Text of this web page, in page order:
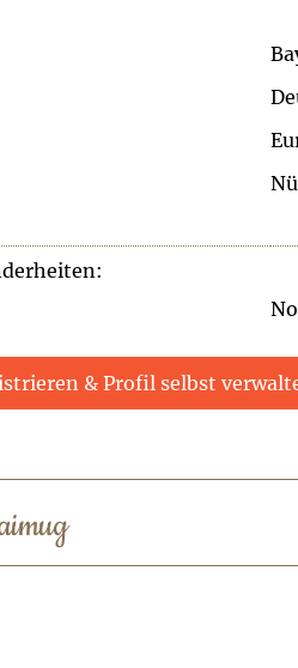
& Profil selbst